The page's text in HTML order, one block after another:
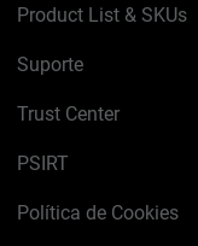
Product List & SKUs
Suporte
Trust Center
PSIRT
Política de Cookies